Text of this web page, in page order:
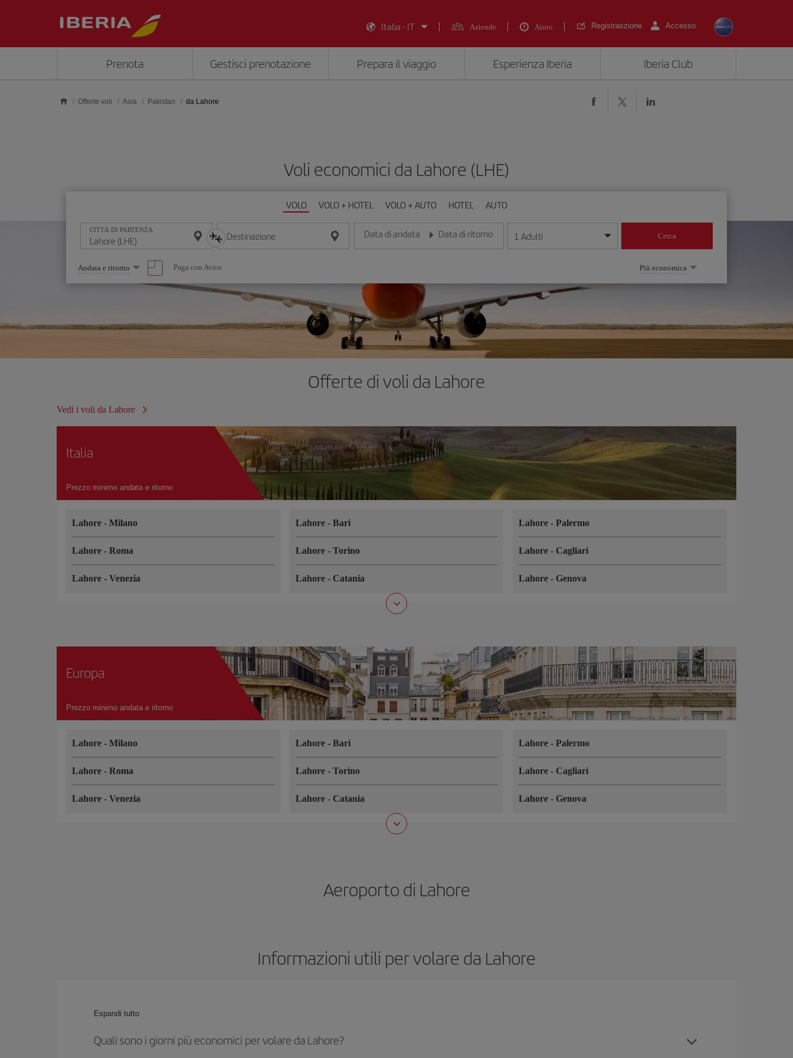
Italia - IT
Aziende Aiuto Registraszione Accesso
Prenota Gestisci prenotazione Prepara il viaggio Esperienza Iberia Iberia Club
Offerte voli Asia Pakistan da Lahore
Voli economici da Lahore (LHE)
VOLO VOLO + HOTEL VOLO + AUTO HOTEL AUTO
CITTÀ DI PARTENZA Destinazione Data di andata
Inserisci la data nel formato giorno/mese/anno
Data di ritorno
Inserisci la data nel formato giorno/mese/anno
1 Adulti Cerca
Seleziona
un'opzione
Andata e ritorno Paga con Avios Più economica
Offerte di voli da Lahore
Vedi i voli da Lahore
Italia
Prezzo minimo andata e ritorno
Lahore - Milano
Lahore - Roma
Lahore - Venezia
Lahore - Bari
Lahore - Torino
Lahore - Catania
Lahore-Palermo
Lahore- Cagliari
Lahore- Genova
Europa
Prezzo minimo andata e ritorno
Lahore - Milano
Lahore - Roma
Lahore - Venezia
Lahore - Bari
Lahore - Torino
Lahore - Catania
Lahore-Palermo
Lahore- Cagliari
Lahore- Genova
Aeroporto di Lahore
Informazioni utili per volare da Lahore
Espandi tutto
Quali sono i giorni più economici per volare da Lahore?